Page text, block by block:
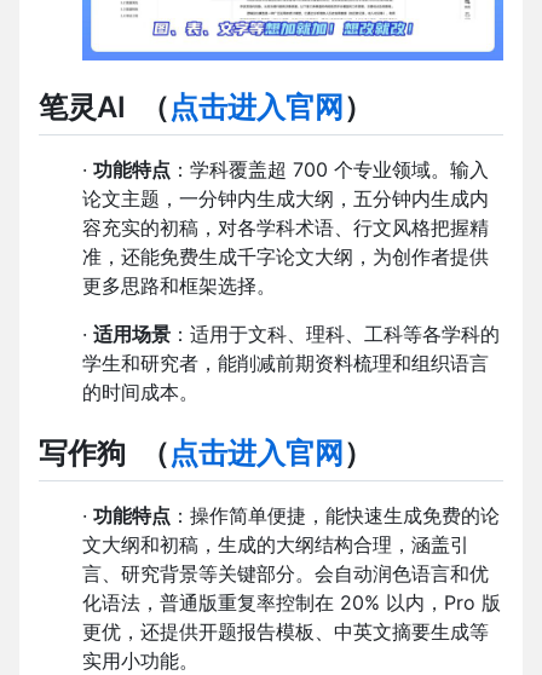
笔灵AI （点击进入官网 ）
· 功能特点 ：学科覆盖超 700 个专业领域。输入
论文主题，一分钟内生成大纲，五分钟内生成内
容充实的初稿，对各学科术语、行文风格把握精
准，还能免费生成千字论文大纲，为创作者提供
更多思路和框架选择。
· 适用场景 ：适用于文科、理科、工科等各学科的
学生和研究者，能削减前期资料梳理和组织语言
的时间成本。
写作狗 （点击进入官网 ）
· 功能特点 ：操作简单便捷，能快速生成免费的论
文大纲和初稿，生成的大纲结构合理，涵盖引
言、研究背景等关键部分。会自动润色语言和优
化语法，普通版重复率控制在 20% 以内，Pro 版
更优，还提供开题报告模板、中英文摘要生成等
实用小功能。